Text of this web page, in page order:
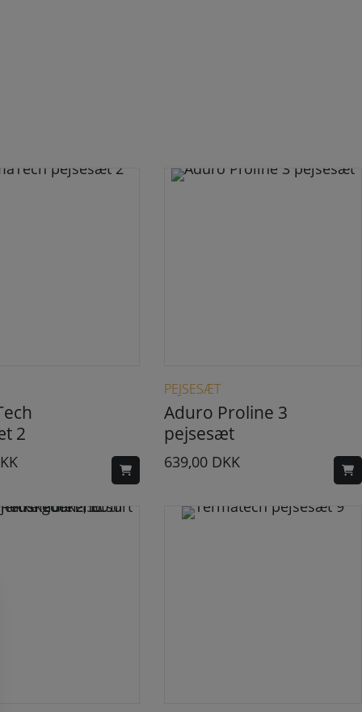
2
PEJSESÆT
Aduro Proline 3
pejsesæt
639,00 DKK